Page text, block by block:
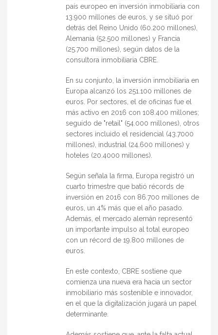
país europeo en inversión inmobiliaria con
13.900 millones de euros, y se situó por
detrás del Reino Unido (60.200 millones),
Alemania (52.500 millones) y Francia
(25.700 millones), según datos de la
consultora inmobiliaria CBRE.
En su conjunto, la inversión inmobiliaria en
Europa alcanzó los 251.100 millones de
euros. Por sectores, el de oficinas fue el
más activo en 2016 con 108.400 millones;
seguido de "retail" (54.000 millones), otros
sectores incluido el residencial (43.7000
millones), industrial (24.600 millones) y
hoteles (20.4000 millones).
Según señala la firma, Europa registró un
cuarto trimestre que batió récords de
inversión en 2016 con 86.700 millones de
euros, un 4% más que el año pasado.
Además, el mercado alemán representó
un importante impulso al total europeo
con un récord de 19.800 millones de
euros.
En este contexto, CBRE sostiene que
comienza una nueva era hacia un sector
inmobiliario más sostenible e innovador,
en el que la digitalización jugará un papel
determinante.